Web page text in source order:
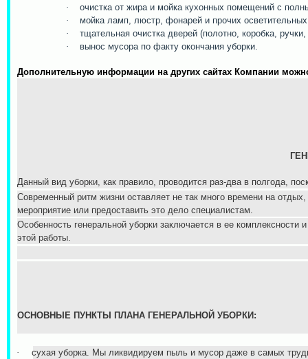
·
очистка от жира и мойка кухонных помещений с
·
мойка ламп, люстр, фонарей и прочих
·
тщательная очистка дверей (полотно, коробка, ручки,
·
вынос мусора по факту окончания уборки.
Дополнительную информации на других сайтах Компании
Данный вид уборки, как правило, проводится раз-два в полгода,
Современный ритм жизни оставляет не так много времени на
мероприятие или предоставить это дело специалистам.
Особенность генеральной уборки заключается в ее
этой работы.
ОСНОВНЫЕ ПУНКТЫ ПЛАНА ГЕНЕРАЛЬНОЙ УБОРКИ:
·
сухая уборка. Мы ликвидируем пыль и мусор даже в самых